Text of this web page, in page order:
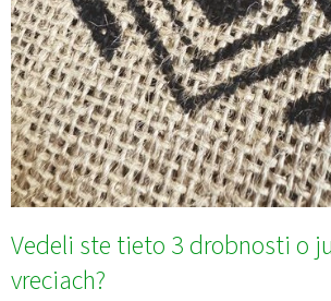
v
Vedeli ste tieto 3 drobnosti o
vreciach?